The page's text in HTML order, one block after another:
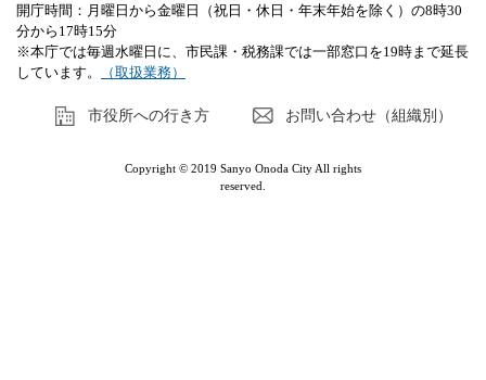
開庁時間：月曜日から金曜日（祝日・休日・年末年始を除く）の8時30
分から17時15分
※本庁では毎週水曜日に、市民課・税務課では一部窓口を19時まで延長
しています。
（取扱業務）
市役所への行き方 お問い合わせ（組織別）
Copyright © 2019 Sanyo Onoda City All rights
reserved.